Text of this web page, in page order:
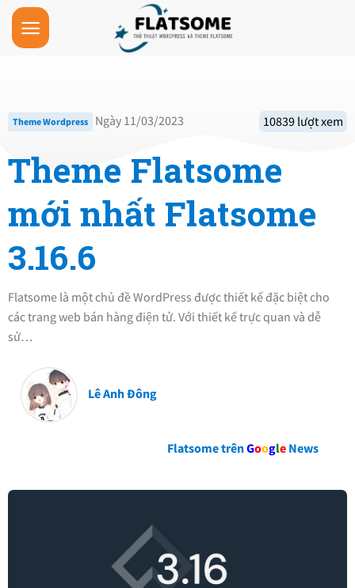
Skip
content
Theme Wordpress Ngày 11/03/2023 10839 lượt xem
Theme Flatsome
mới nhất Flatsome
3.16.6
Flatsome là một chủ đề WordPress được thiết kế đặc biệt cho
các trang web bán hàng điện tử. Với thiết kế trực quan và dễ
sử…
Lê Anh Đông
Flatsome trênGoogle News